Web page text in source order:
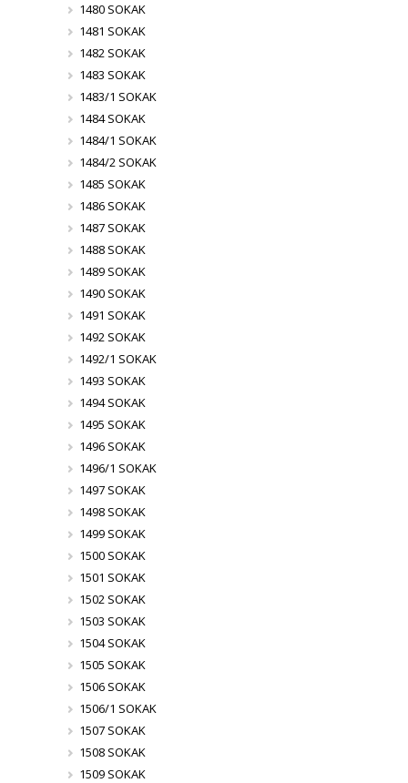
1480 SOKAK
1481 SOKAK
1482 SOKAK
1483 SOKAK
1483/1 SOKAK
1484 SOKAK
1484/1 SOKAK
1484/2 SOKAK
1485 SOKAK
1486 SOKAK
1487 SOKAK
1488 SOKAK
1489 SOKAK
1490 SOKAK
1491 SOKAK
1492 SOKAK
1492/1 SOKAK
1493 SOKAK
1494 SOKAK
1495 SOKAK
1496 SOKAK
1496/1 SOKAK
1497 SOKAK
1498 SOKAK
1499 SOKAK
1500 SOKAK
1501 SOKAK
1502 SOKAK
1503 SOKAK
1504 SOKAK
1505 SOKAK
1506 SOKAK
1506/1 SOKAK
1507 SOKAK
1508 SOKAK
1509 SOKAK